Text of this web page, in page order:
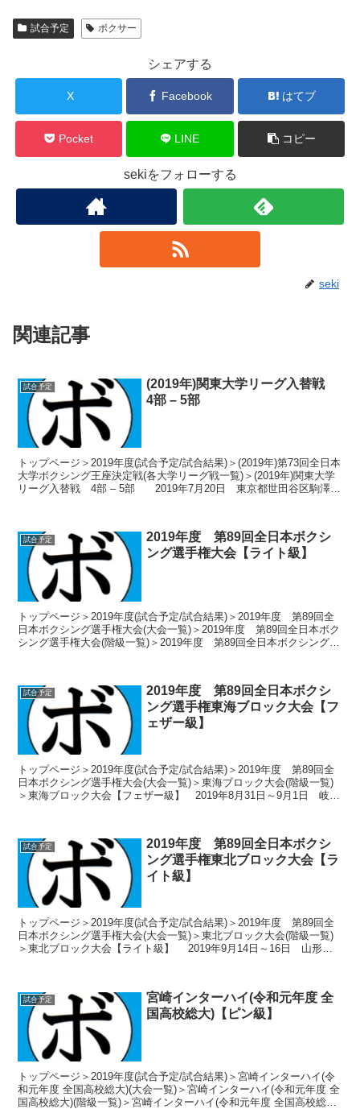
試合予定 ボクサー
シェアする
X Facebook はてブ
Pocket LINE コピー
sekiをフォローする
seki
関連記事
試合予定
(2019年)関東大学リーグ入替戦
4部 – 5部
トップページ＞2019年度(試合予定/試合結果)＞(2019年)第73回全日本
大学ボクシング王座決定戦(各大学リーグ戦一覧)＞(2019年)関東大学
リーグ入替戦 4部 – 5部 2019年7月20日 東京都世田谷区駒澤
試合予定
2019年度 第89回全日本ボクシ
ング選手権大会【ライト級】
トップページ＞2019年度(試合予定/試合結果)＞2019年度 第89回全
日本ボクシング選手権大会(大会一覧)＞2019年度 第89回全日本ボク
シング選手権大会(階級一覧)＞2019年度 第89回全日本ボクシング選
試合予定
2019年度 第89回全日本ボクシ
ング選手権東海ブロック大会【フ
ェザー級】
トップページ＞2019年度(試合予定/試合結果)＞2019年度 第89回全
日本ボクシング選手権大会(大会一覧)＞東海ブロック大会(階級一覧)
＞東海ブロック大会【フェザー級】 2019年8月31日～9月1日 岐阜
試合予定
2019年度 第89回全日本ボクシ
ング選手権東北ブロック大会【ラ
イト級】
トップページ＞2019年度(試合予定/試合結果)＞2019年度 第89回全
日本ボクシング選手権大会(大会一覧)＞東北ブロック大会(階級一覧)
＞東北ブロック大会【ライト級】 2019年9月14日～16日 山形県
試合予定
宮崎インターハイ(令和元年度 全
国高校総大)【ピン級】
トップページ＞2019年度(試合予定/試合結果)＞宮崎インターハイ(令
和元年度 全国高校総大)(大会一覧)＞宮崎インターハイ(令和元年度 全
国高校総大)(階級一覧)＞宮崎インターハイ(令和元年度 全国高校総大)